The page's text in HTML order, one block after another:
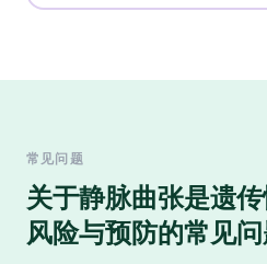
常见问题
关于静脉曲张是遗传
风险与预防的常见